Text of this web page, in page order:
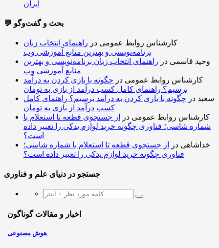
ایران
💬 بحث و گفت‌وگو
کارشناس روابط عمومی در راهنمای انتخاب زبان
برنامه‌نویسی و بهترین منابع آموزشی وب
وحید قاسمی در راهنمای انتخاب زبان برنامه‌نویسی و بهترین
منابع آموزشی وب
کارشناس روابط عمومی در چگونه با بازی کردن به درآمد
برسیم؟ راهنمای کامل کسب درآمد از بازی به تومان
سعید در چگونه با بازی کردن به درآمد برسیم؟ راهنمای کامل
کسب درآمد از بازی به تومان
کارشناس روابط عمومی در
از جستجوی قطعه تا استعلام با
شماره شاسی؛ فناوری چگونه خرید لوازم یدکی را تغییر داده
است؟
خداشاهی در
از جستجوی قطعه تا استعلام با شماره شاسی؛
فناوری چگونه خرید لوازم یدکی را تغییر داده است؟
جستجو در دنیای علم و فناوری
اخبار و مقالات گوناگون
هوش مصنوعی